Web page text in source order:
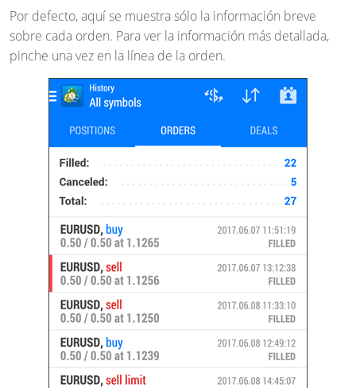
Por defecto, aquí se muestra sólo la información breve
sobre cada orden. Para ver la información más detallada,
pinche una vez en la línea de la orden.